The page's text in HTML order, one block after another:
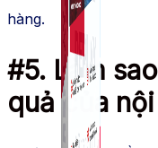
hàng.
#5. Làm
quả của